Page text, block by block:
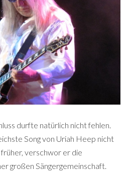
durfte natürlich nicht fehlen.
Song von Uriah Heep nicht
verschwor er die
großen Sängergemeinschaft.